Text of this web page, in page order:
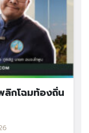
ลิกโฉมท้องถิ่น